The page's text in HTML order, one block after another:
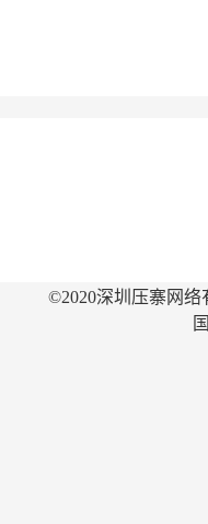
©2020深圳压寨网络